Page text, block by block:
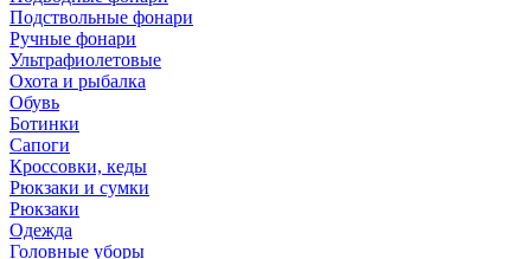
Подствольные фонари
Ручные фонари
Ультрафиолетовые
Охота и рыбалка
Обувь
Ботинки
Сапоги
Кроссовки, кеды
Рюкзаки и сумки
Рюкзаки
Одежда
Головные уборы